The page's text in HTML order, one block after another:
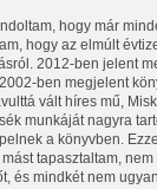
hogy már
hogy az elmúlt
2012-ben jelent
ben megjelent
vált híres mű,
munkáját nagyra
a könyvben.
tapasztaltam,
és mindkét nem